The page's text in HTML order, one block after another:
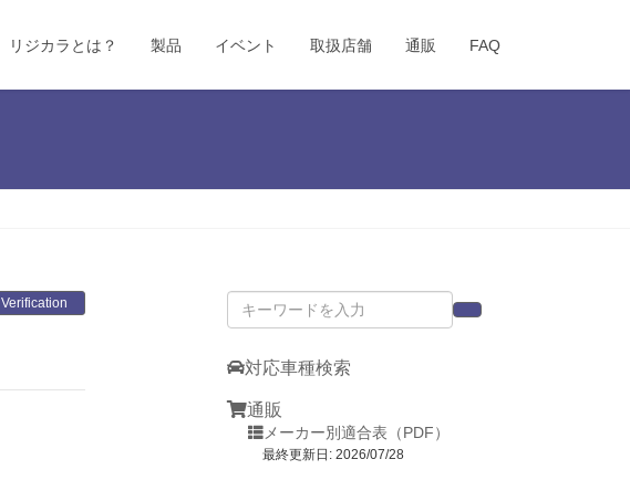
リジカラとは？ 製品 イベント 取扱店舗 通販 FAQ
Verification
対応車種検索
通販
メーカー別適合表（PDF）
最終更新日: 2026/07/28